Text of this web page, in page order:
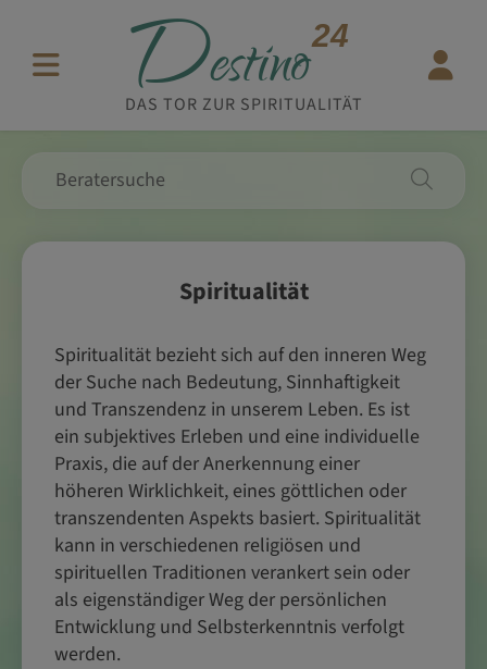
Destino24
DAS TOR ZUR SPIRITUALITÄT
Spiritualität
Spiritualität bezieht sich auf den inneren Weg
der Suche nach Bedeutung, Sinnhaftigkeit
und Transzendenz in unserem Leben. Es ist
ein subjektives Erleben und eine individuelle
Praxis, die auf der Anerkennung einer
höheren Wirklichkeit, eines göttlichen oder
transzendenten Aspekts basiert. Spiritualität
kann in verschiedenen religiösen und
spirituellen Traditionen verankert sein oder
als eigenständiger Weg der persönlichen
Entwicklung und Selbsterkenntnis verfolgt
werden.